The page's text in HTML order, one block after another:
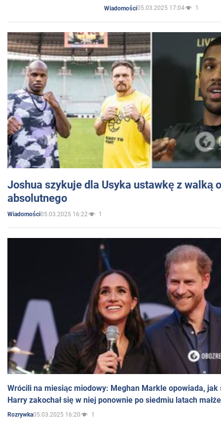
Wiadomości05.03.2025 17:04 1
Joshua szykuje dla Usyka ustawkę z walką
absolutnego
Wiadomości05.03.2025 16:22 1
Wrócili na miesiąc miodowy: Meghan Markle opowiada, jak
Harry zakochał się w niej ponownie po siedmiu latach
Rozrywka05.03.2025 16:20 1